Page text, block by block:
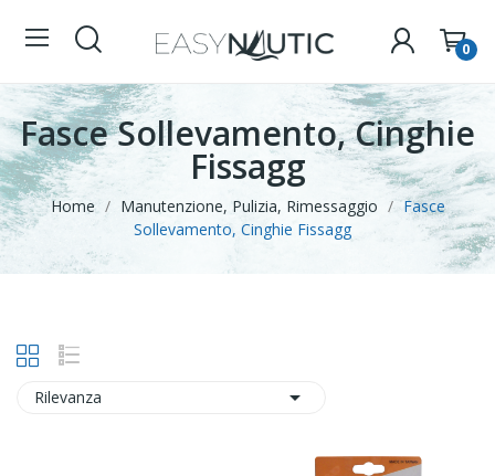
0
Fasce Sollevamento, Cinghie
Fissagg
Home Manutenzione, Pulizia, Rimessaggio
Fasce
Sollevamento, Cinghie Fissagg
Rilevanza 